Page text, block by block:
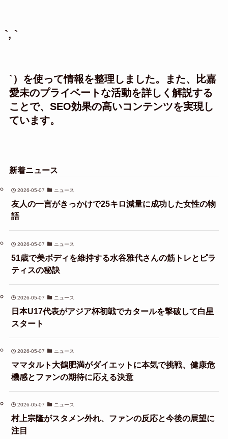
`, `
`）を使って情報を整理しました。また、比嘉
愛未のプライベートな活動を詳しく解説する
ことで、SEO効果の高いコンテンツを実現し
ています。
新着ニュース
2026-05-07 ニュース
友人の一言がきっかけで25キロ減量に成功した女性の物
語
2026-05-07 ニュース
51歳で美ボディを維持する水谷雅代さんの筋トレとピラ
ティスの秘訣
2026-05-07 ニュース
日本U17代表がアジア杯初戦でカタールを撃破して白星
スタート
2026-05-07 ニュース
ママタルト大鶴肥満がダイエットに本気で挑戦、健康危
機感とファンの期待に応える決意
2026-05-07 ニュース
村上宗隆がスタメン外れ、ファンの反応と今後の展望に
注目